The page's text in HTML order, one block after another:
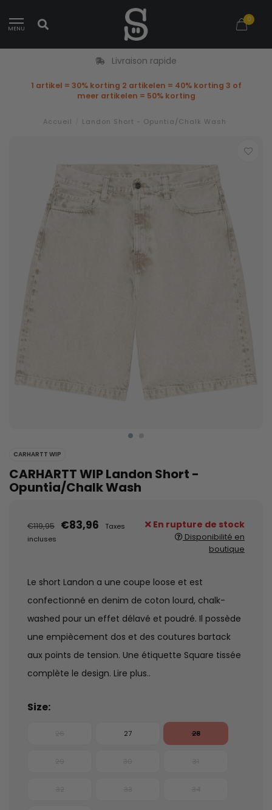
MENU
0
Livraison rapide
1 artikel = 30% korting 2 artikelen = 40% korting 3 of
meer artikelen = 50% korting
Accueil Landon Short - Opuntia/Chalk Wash
CARHARTT WIP
CARHARTT WIP Landon Short -
Opuntia/Chalk Wash
€119,95 €83,96
Taxes
incluses
En rupture de stock
Disponibilité en
boutique
Le short Landon a une coupe loose et est
confectionné en denim de coton lourd, chalk-
washed pour un effet délavé et poudré. Il possède
une empiècement dos et des coutures bartack
aux points de tension. Une étiquette Square tissée
complète le design. Lire plus..
Size:
27 28